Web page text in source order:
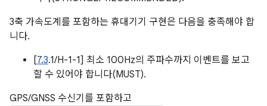
3축 가속도계를 포함하는 휴대기기 구현은 다음을 충족해야 합
니다.
[7.3.1/H-1-1] 최소 100Hz의 주파수까지 이벤트를 보고
할 수 있어야 합니다(MUST).
GPS/GNSS 수신기를 포함하고